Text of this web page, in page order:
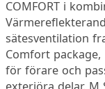
COMFORT i
sätesventilation
Comfort
för förare och